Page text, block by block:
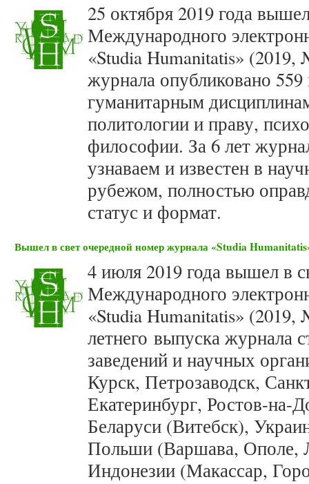
25 октября 2019 года
Международного
«Studia Humanitatis»
журнала опубликовано
гуманитарным
политологии и праву,
философии. За 6 лет
узнаваем и известен в
рубежом, полностью
статус и формат.
Вышел в свет очередной номер журнала «Studia
4 июля 2019 года вышел в
Международного
«Studia Humanitatis»
летнего выпуска журнала
заведений и научных
Курск, Петрозаводск,
Екатеринбург, Ростов-
Беларуси (Витебск),
Польши (Варшава, Ополе,
Индонезии (Макассар,